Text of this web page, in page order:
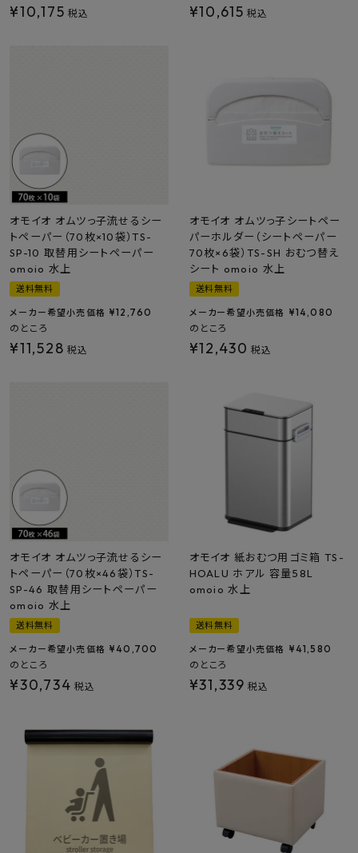
¥10,175 税込 ¥10,615 税込
オモイオ オムツっ子流せるシー
トペーパー（70枚×10袋）TS-
SP-10 取替用シートペーパー
omoio 水上
送料無料
メーカー希望小売価格 ¥12,760
のところ
¥11,528 税込
オモイオ オムツっ子シートペー
パーホルダー（シートペーパー
70枚×6袋）TS-SH おむつ替え
シート omoio 水上
送料無料
メーカー希望小売価格 ¥14,080
のところ
¥12,430 税込
オモイオ オムツっ子流せるシー
トペーパー（70枚×46袋）TS-
SP-46 取替用シートペーパー
omoio 水上
送料無料
メーカー希望小売価格 ¥40,700
のところ
¥30,734 税込
オモイオ 紙おむつ用ゴミ箱 TS-
HOALU ホアル 容量58L
omoio 水上
送料無料
メーカー希望小売価格 ¥41,580
のところ
¥31,339 税込